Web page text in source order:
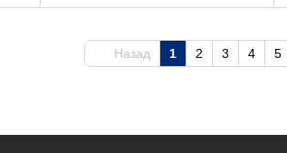
Назад 1 2 3 4 5